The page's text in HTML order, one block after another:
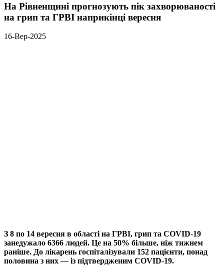
На Рівненщині прогнозують пік захворюваності
на грип та ГРВІ наприкінці вересня
16-Вер-2025
З 8 по 14 вересня в області на ГРВІ, грип та COVID-19
занедужало 6366 людей. Це на 50% більше, ніж тижнем
раніше. До лікарень госпіталізували 152 пацієнти, понад
половина з них — із підтвердженим COVID-19.